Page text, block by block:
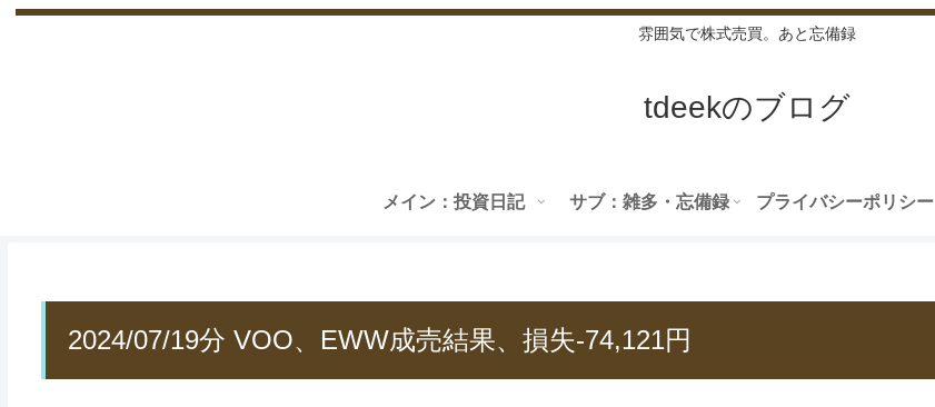
雰囲気で株式売買。あと忘備録
tdeekのブログ
メイン：投資日記 サブ：雑多・忘備録 プライバシーポリシー
2024/07/19分 VOO、EWW成売結果、損失-74,121円